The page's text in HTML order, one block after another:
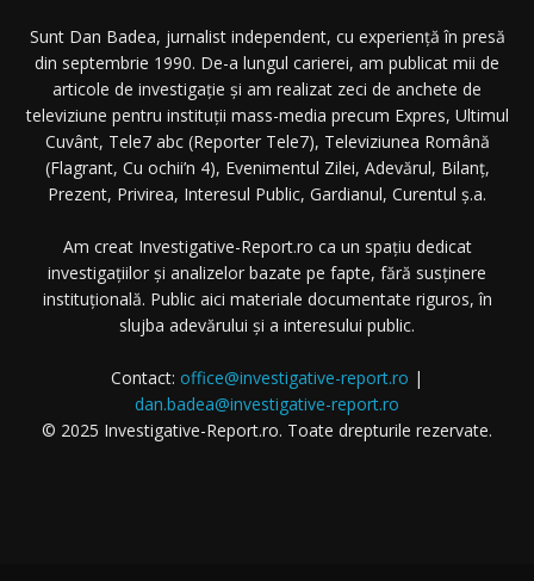
Sunt Dan Badea, jurnalist independent, cu experiență în presă
din septembrie 1990. De-a lungul carierei, am publicat mii de
articole de investigație și am realizat zeci de anchete de
televiziune pentru instituții mass-media precum Expres, Ultimul
Cuvânt, Tele7 abc (Reporter Tele7), Televiziunea Română
(Flagrant, Cu ochii’n 4), Evenimentul Zilei, Adevărul, Bilanț,
Prezent, Privirea, Interesul Public, Gardianul, Curentul ș.a.
Am creat Investigative-Report.ro ca un spațiu dedicat
investigațiilor și analizelor bazate pe fapte, fără susținere
instituțională. Public aici materiale documentate riguros, în
slujba adevărului și a interesului public.
Contact: office@investigative-report.ro |
dan.badea@investigative-report.ro
© 2025 Investigative-Report.ro. Toate drepturile rezervate.